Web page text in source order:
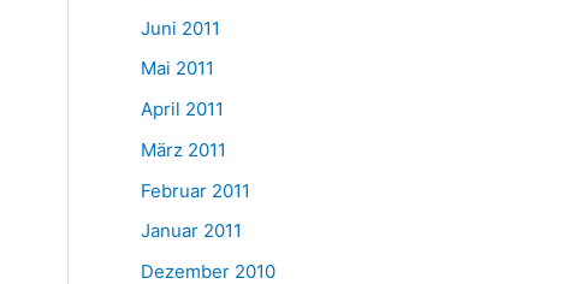
Juni 2011
Mai 2011
April 2011
März 2011
Februar 2011
Januar 2011
Dezember 2010